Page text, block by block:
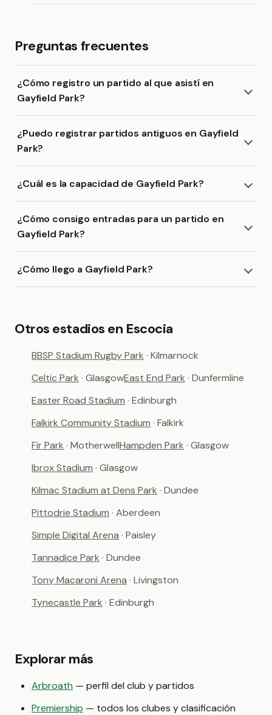
Preguntas frecuentes
¿Cómo registro un partido al que asistí en
Gayfield Park?
¿Puedo registrar partidos antiguos en Gayfield
Park?
¿Cuál es la capacidad de Gayfield Park?
¿Cómo consigo entradas para un partido en
Gayfield Park?
¿Cómo llego a Gayfield Park?
Otros estadios en Escocia
BBSP Stadium Rugby Park · Kilmarnock
Celtic Park · GlasgowEast End Park · Dunfermline
Easter Road Stadium · Edinburgh
Falkirk Community Stadium · Falkirk
Fir Park · MotherwellHampden Park · Glasgow
Ibrox Stadium · Glasgow
Kilmac Stadium at Dens Park · Dundee
Pittodrie Stadium · Aberdeen
Simple Digital Arena · Paisley
Tannadice Park · Dundee
Tony Macaroni Arena · Livingston
Tynecastle Park · Edinburgh
Explorar más
Arbroath — perfil del club y partidos
Premiership — todos los clubes y clasificación